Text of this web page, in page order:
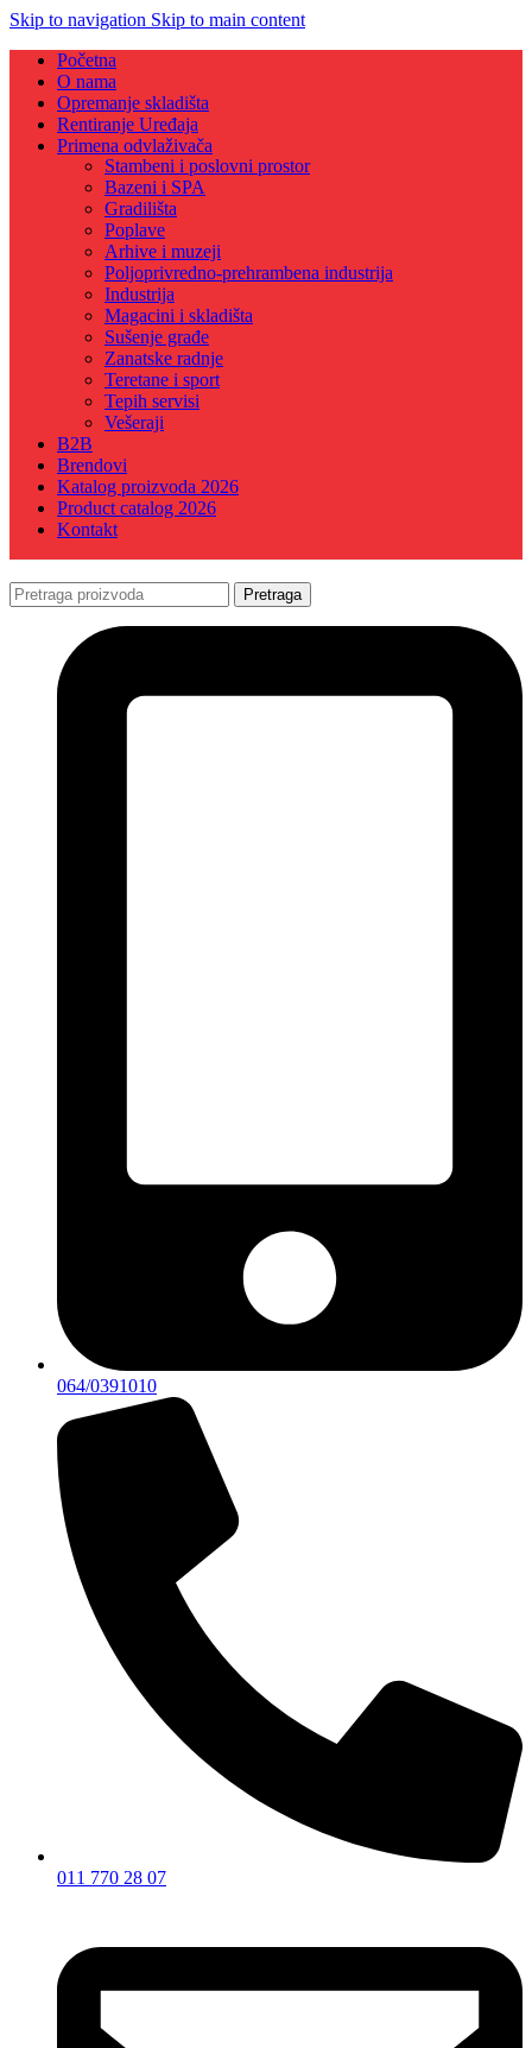
Skip to navigation Skip to main content
Početna
O nama
Opremanje skladišta
Rentiranje Uređaja
Primena odvlaživača
Stambeni i poslovni prostor
Bazeni i SPA
Gradilišta
Poplave
Arhive i muzeji
Poljoprivredno-prehrambena industrija
Industrija
Magacini i skladišta
Sušenje građe
Zanatske radnje
Teretane i sport
Tepih servisi
Vešeraji
B2B
Brendovi
Katalog proizvoda 2026
Product catalog 2026
Kontakt
Pretraga
064/0391010
011 770 28 07